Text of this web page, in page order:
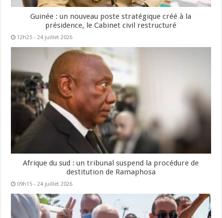
Guinée : un nouveau poste stratégique créé à la
présidence, le Cabinet civil restructuré
12h25 - 24 juillet 2026
Afrique du sud : un tribunal suspend la procédure de
destitution de Ramaphosa
09h15 - 24 juillet 2026